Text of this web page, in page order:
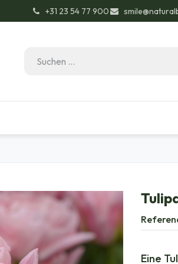
͏ +31 23 54 77 900
Eine